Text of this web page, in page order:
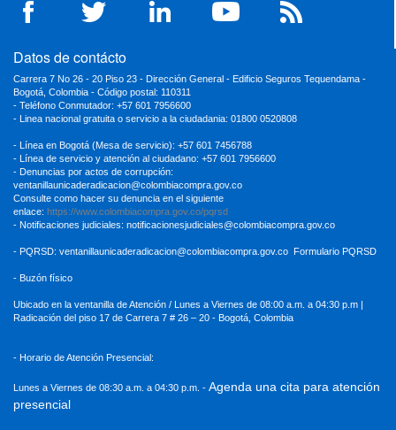
Datos de contácto
Carrera 7 No 26 - 20 Piso 23 - Dirección General - Edificio Seguros Tequendama -
Bogotá, Colombia - Código postal: 110311
- Teléfono Conmutador: +57 601 7956600
- Linea nacional gratuita o servicio a la ciudadania: 01800 0520808
- Línea en Bogotá (Mesa de servicio): +57 601 7456788
- Línea de servicio y atención al ciudadano: +57 601 7956600
- Denuncias por actos de corrupción:
ventanillaunicaderadicacion@colombiacompra.gov.co
Consulte como hacer su denuncia en el siguiente
enlace: https://www.colombiacompra.gov.co/pqrsd
- Notificaciones judiciales: notificacionesjudiciales@colombiacompra.gov.co
- PQRSD: ventanillaunicaderadicacion@colombiacompra.gov.co Formulario PQRSD
- Buzón físico
Ubicado en la ventanilla de Atención / Lunes a Viernes de 08:00 a.m. a 04:30 p.m |
Radicación del piso 17 de Carrera 7 # 26 – 20 - Bogotá, Colombia
- Horario de Atención Presencial:
Lunes a Viernes de 08:30 a.m. a 04:30 p.m. - Agenda una cita para atención
presencial